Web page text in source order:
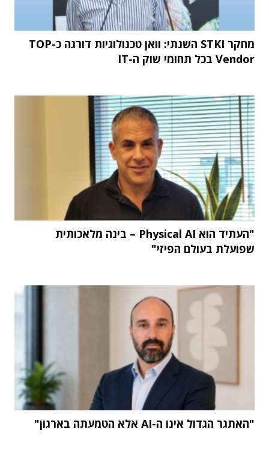
מחקר STKI השנתי: וואן טכנולוגיות דורגה כ-TOP
Vendor בכל תחומי שוק ה-IT
"העתיד הוא Physical AI – בינה מלאכותית
שפועלת בעולם הפיזי"
"האתגר הגדול אינו ה-AI אלא הטמעתה בארגון"